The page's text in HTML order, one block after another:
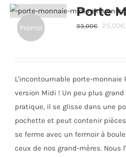
variations.
Les
produit
Promo!
Porte
33,00€
Le
33,00€.
25,00€
L'incontournable porte-monnaie
version Midi ! Un peu plus
pratique, il se glisse dans une
pochette et peut contenir
se ferme avec un fermoir à
ceux de nos grand-mères. Nous